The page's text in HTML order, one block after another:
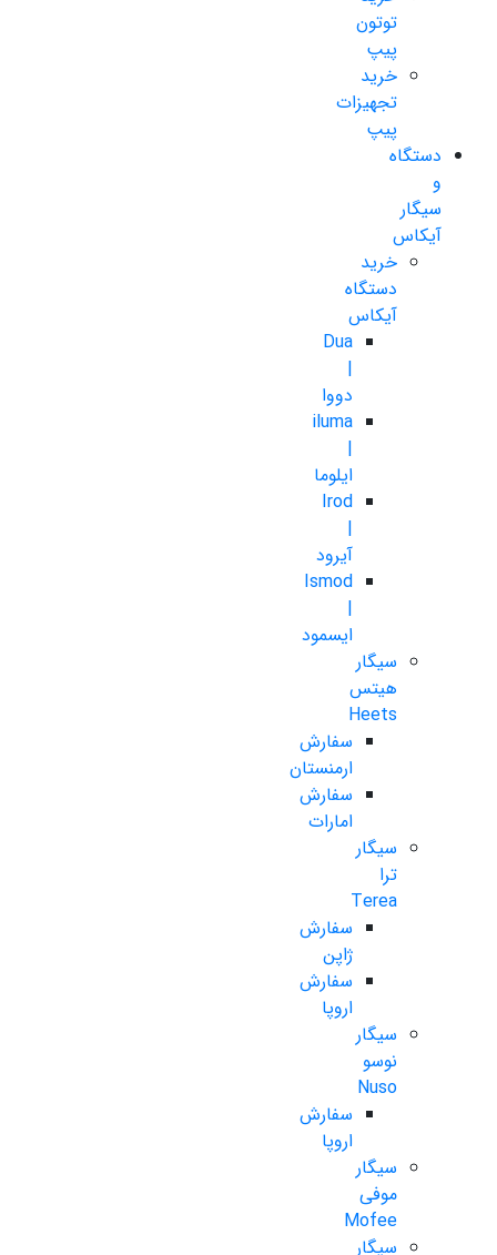
توتون
پیپ
خرید
تجهیزات
پیپ
دستگاه
و
سیگار
آیکاس
خرید
دستگاه
آیکاس
Dua
|
دووا
iluma
|
ایلوما
Irod
|
آیرود
Ismod
|
ایسمود
سیگار
هیتس
Heets
سفارش
ارمنستان
سفارش
امارات
سیگار
ترا
Terea
سفارش
ژاپن
سفارش
اروپا
سیگار
نوسو
Nuso
سفارش
اروپا
سیگار
موفی
Mofee
سیگار